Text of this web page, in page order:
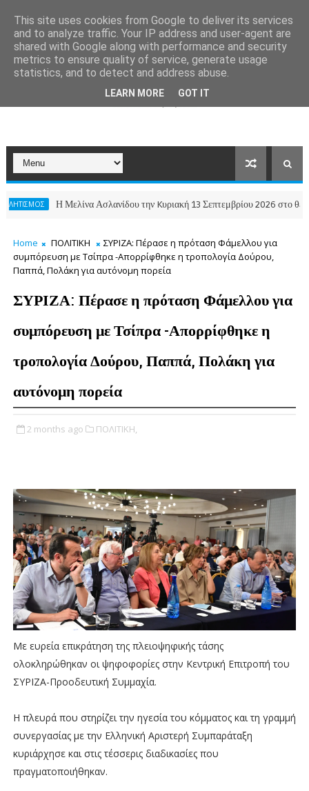
Η Μελίνα Ασλανίδου την Kυριακή 13 Σεπτεμβρίου 2026 στο θέατρο Αλίκη
Home ΠΟΛΙΤΙΚΗ
ΣΥΡΙΖΑ: Πέρασε η πρόταση Φάμελλου για
συμπόρευση με Τσίπρα -Απορρίφθηκε η τροπολογία Δούρου,
Παππά, Πολάκη για αυτόνομη πορεία
ΣΥΡΙΖΑ: Πέρασε η πρόταση Φάμελλου για
συμπόρευση με Τσίπρα -Απορρίφθηκε η
τροπολογία Δούρου, Παππά, Πολάκη για
αυτόνομη πορεία
2 months ago ΠΟΛΙΤΙΚΗ,
Με ευρεία επικράτηση της πλειοψηφικής τάσης
ολοκληρώθηκαν οι ψηφοφορίες στην Κεντρική Επιτροπή του
ΣΥΡΙΖΑ-Προοδευτική Συμμαχία.
Η πλευρά που στηρίζει την ηγεσία του κόμματος και τη γραμμή
συνεργασίας με την Ελληνική Αριστερή Συμπαράταξη
κυριάρχησε και στις τέσσερις διαδικασίες που
πραγματοποιήθηκαν.
This site uses cookies from Google to deliver its services
and to analyze traffic. Your IP address and user-agent are
shared with Google along with performance and security
metrics to ensure quality of service, generate usage
statistics, and to detect and address abuse.
LEARN MORE GOT IT